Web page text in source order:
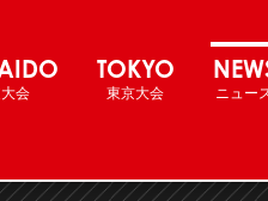
プ2024 バスケットボール女子日
会
TOKYO
東京大会 ニュー